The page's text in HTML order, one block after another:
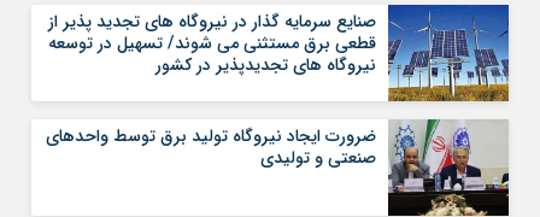
صنایع سرمایه گذار در نیروگاه های تجدید پذیر از
قطعی برق مستثنی می شوند/ تسهیل در توسعه
نیروگاه های تجدیدپذیر در کشور
ضرورت ایجاد نیروگاه تولید برق توسط واحدهای
صنعتی و تولیدی